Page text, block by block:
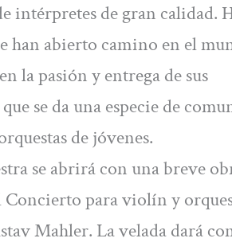
intérpretes de gran calidad.
han abierto camino en el
la pasión y entrega de sus
se da una especie de
de jóvenes.
se abrirá con una breve
para violín y
Mahler. La velada dará